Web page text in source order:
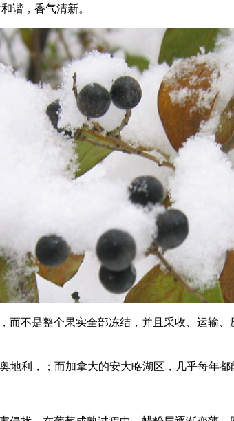
谐，香气清新。
不是整个果实全部冻结，并且采收、运输
地利，；而加拿大的安大略湖区，几乎每年